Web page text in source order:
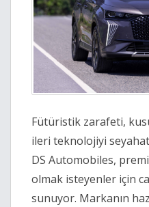
Fütüristik zarafeti,
ileri teknolojiyi
DS Automobiles,
olmak isteyenler için
sunuyor. Markanın